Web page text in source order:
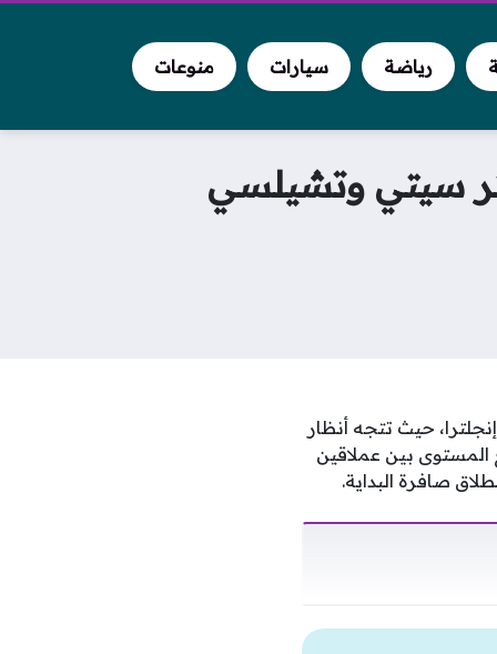
رياضة سيارات منوعات
سيتي وتشيلسي
حيث تتجه أنظار
لمتابعة صدام كروي رفيع المستوى بين عملاقين
صافرة البداية.